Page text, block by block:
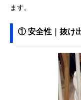
ます。
① 安全性｜抜け